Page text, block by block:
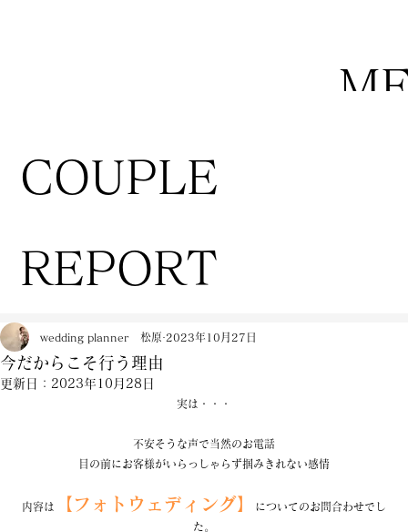
COUPLE
REPORT
今だからこそ行う理由
wedding planner 松原 2023年10月27日
更新日： 2023年10月28日
実は・・・
不安そうな声で当然のお電話
目の前にお客様がいらっしゃらず掴みきれない感情
内容は 【フォトウェディング】
についてのお問合わせでし
た。